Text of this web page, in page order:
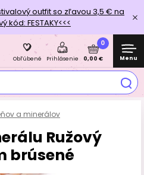
outfit so zľavou 3,5 € na
kód: FESTAKY<<<
Obľúbené Prihlásenie
0
0,00 € Menu
a minerálov
Ružový
brúsené